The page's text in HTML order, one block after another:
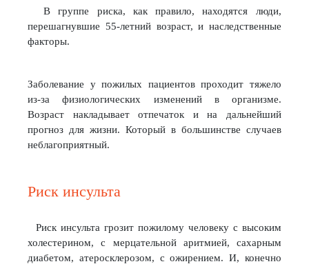
В группе риска, как правило, находятся люди,
перешагнувшие 55-летний возраст, и наследственные
факторы.
Заболевание у пожилых пациентов проходит тяжело
из-за физиологических изменений в организме.
Возраст накладывает отпечаток и на дальнейший
прогноз для жизни. Который в большинстве случаев
неблагоприятный.
Риск инсульта
Риск инсульта грозит пожилому человеку с высоким
холестерином, с мерцательной аритмией, сахарным
диабетом, атеросклерозом, с ожирением. И, конечно